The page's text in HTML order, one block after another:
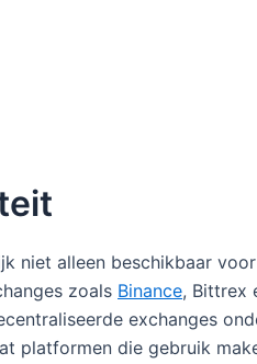
niet alleen beschikbaar
zoals Binance, Bittrex
exchanges
platformen die gebruik